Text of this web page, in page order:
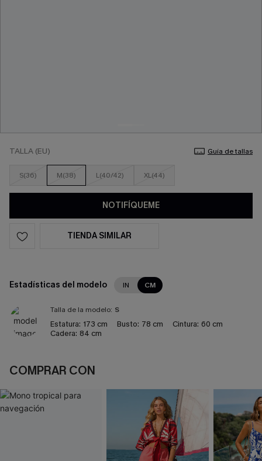
TALLA (EU) Guía de tallas
S(36) M(38) L(40/42) XL(44)
NOTIFÍQUEME
TIENDA SIMILAR
Estadísticas del modelo IN CM
Talla de la modelo: S
Estatura: 173 cm Busto: 78 cm Cintura: 60 cm
Cadera: 84 cm
COMPRAR CON